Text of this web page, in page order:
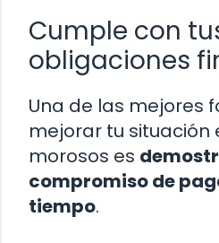
Cumple con
obligaciones
Una de las mejores
mejorar tu situación
morosos es
compromiso de
tiempo.